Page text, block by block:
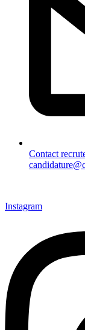
Contact
Instagram